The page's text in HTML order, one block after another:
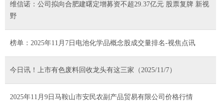
维信诺：公司拟向合肥建曙定增募资不超29.37亿元 股票复牌 新视
野
榜单：2025年11月7日电池化学品概念股成交量排名-视焦点讯
今日讯！上市有色废料回收龙头有这三家（2025/11/7）
2025年11月9日马鞍山市安民农副产品贸易有限公司价格行情